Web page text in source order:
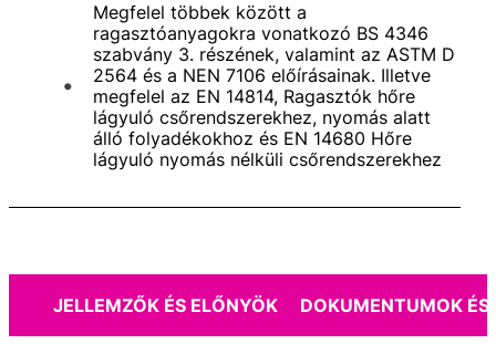
Megfelel többek között a
ragasztóanyagokra vonatkozó BS 4346
szabvány 3. részének, valamint az ASTM D
2564 és a NEN 7106 előírásainak. Illetve
megfelel az EN 14814, Ragasztók hőre
lágyuló csőrendszerekhez, nyomás alatt
álló folyadékokhoz és EN 14680 Hőre
lágyuló nyomás nélküli csőrendszerekhez
JELLEMZŐK ÉS ELŐNYÖK DOKUMENTUMOK ÉS